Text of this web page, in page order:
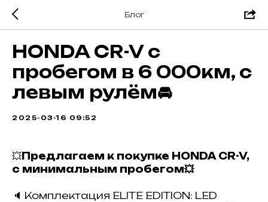
Блог
HONDA CR-V с
пробегом в 6 000км, с
левым рулём🚘
2025-03-16 09:52
💥 Предлагаем к покупке HONDA CR-V,
с минимальным пробегом💥
🔈 Комплектация ELITE EDITION: LED